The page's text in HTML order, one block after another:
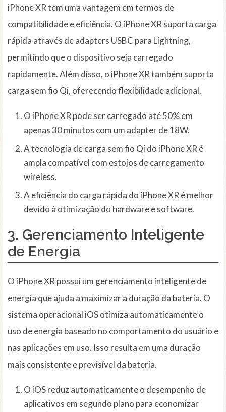
iPhone XR tem uma vantagem em termos de
compatibilidade e eficiência. O iPhone XR suporta carga
rápida através de adapters USBC para Lightning,
permitindo que o dispositivo seja carregado
rapidamente. Além disso, o iPhone XR também suporta
carga sem fio Qi, oferecendo flexibilidade adicional.
O iPhone XR pode ser carregado até 50% em
apenas 30 minutos com um adapter de 18W.
A tecnologia de carga sem fio Qi do iPhone XR é
ampla compatível com estojos de carregamento
wireless.
A eficiência do carga rápida do iPhone XR é melhor
devido à otimização do hardware e software.
3. Gerenciamento Inteligente
de Energia
O iPhone XR possui um gerenciamento inteligente de
energia que ajuda a maximizar a duração da bateria. O
sistema operacional iOS otimiza automaticamente o
uso de energia baseado no comportamento do usuário e
nas aplicações em uso. Isso resulta em uma duração
mais consistente e previsível da bateria.
O iOS reduz automaticamente o desempenho de
aplicativos em segundo plano para economizar